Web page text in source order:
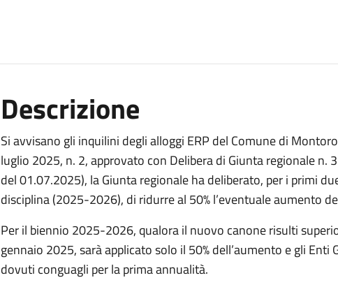
Descrizione
Si avvisano gli inquilini degli alloggi ERP del Comune di
luglio 2025, n. 2, approvato con Delibera di Giunta regionale n.
del 01.07.2025), la Giunta regionale ha deliberato, per i primi
disciplina (2025-2026), di ridurre al 50% l’eventuale aumento
Per il biennio 2025-2026, qualora il nuovo canone risulti
gennaio 2025, sarà applicato solo il 50% dell’aumento e gli
dovuti conguagli per la prima annualità.